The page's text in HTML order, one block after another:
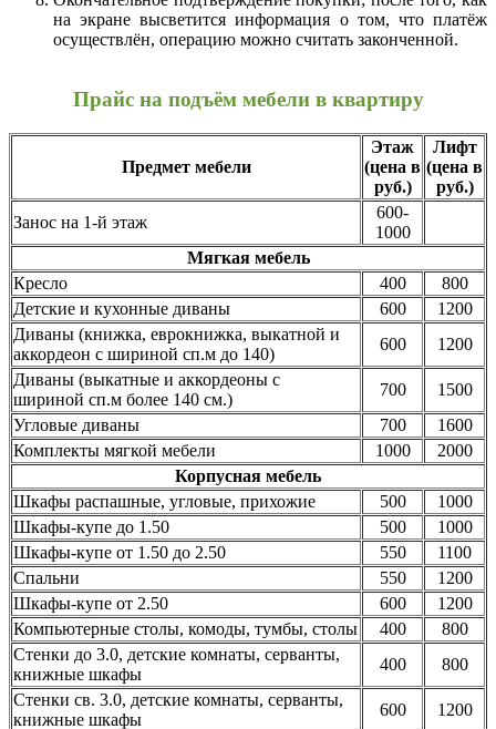
на экране высветится информация о том, что платёж
осуществлён, операцию можно считать законченной.
Прайс на подъём мебели в квартиру
Предмет мебели
Этаж
(цена в
руб.)
Лифт
(цена в
руб.)
Занос на 1-й этаж
600-
1000
Мягкая мебель
Кресло
400
800
Детские и кухонные диваны
600
1200
Диваны (книжка, еврокнижка, выкатной и
аккордеон с шириной сп.м до 140)
600
1200
Диваны (выкатные и аккордеоны с
шириной сп.м более 140 см.)
700
1500
Угловые диваны
700
1600
Комплекты мягкой мебели
1000
2000
Корпусная мебель
Шкафы распашные, угловые, прихожие
500
1000
Шкафы-купе до 1.50
500
1000
Шкафы-купе от 1.50 до 2.50
550
1100
Спальни
550
1200
Шкафы-купе от 2.50
600
1200
Компьютерные столы, комоды, тумбы, столы
400
800
Стенки до 3.0, детские комнаты, серванты,
книжные шкафы
400
800
Стенки св. 3.0, детские комнаты, серванты,
книжные шкафы
600
1200